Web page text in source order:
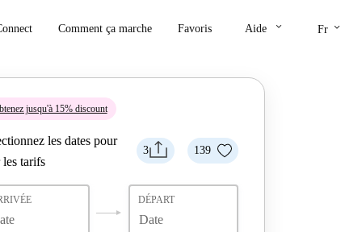
Comment ça marche Favoris Aide keyboard_arrow_down Fr keyboard_arrow_down
jusqu'à 15% discount
3 139
les dates pour
tarifs
DÉPART